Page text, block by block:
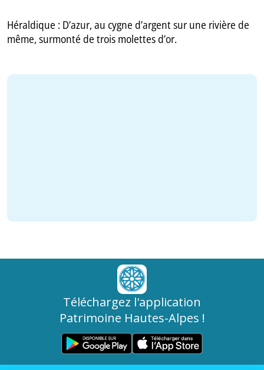
Héraldique : D’azur, au cygne d’argent sur une rivière de
même, surmonté de trois molettes d’or.
Téléchargez l'application
Patrimoine Hautes-Alpes !